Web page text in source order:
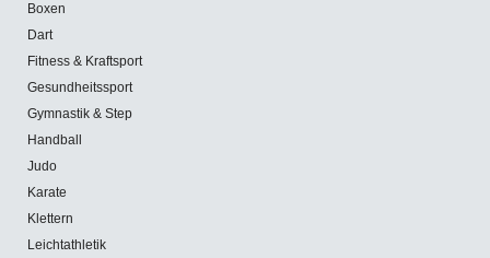
Boxen
Dart
Fitness & Kraftsport
Gesundheitssport
Gymnastik & Step
Handball
Judo
Karate
Klettern
Leichtathletik